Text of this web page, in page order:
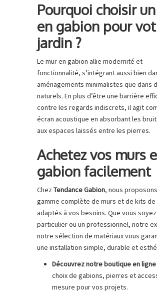
Pourquoi choisir
en gabion pour
jardin ?
Le mur en gabion allie modernité et
fonctionnalité, s’intégrant aussi bien
aménagements minimalistes que dans
naturels. En plus d’être une barrière
contre les regards indiscrets, il agit
écran acoustique en absorbant les
aux espaces laissés entre les pierres.
Achetez vos murs
gabion facilement
ChezTendance Gabion, nous
gamme complète de murs et de kits de
adaptés à vos besoins. Que vous soyez
particulier ou un professionnel, notre
notre sélection de matériaux vous
une installation simple, durable et
Découvrez notre boutique en ligne
choix de gabions, pierres et
mesure pour vos projets.